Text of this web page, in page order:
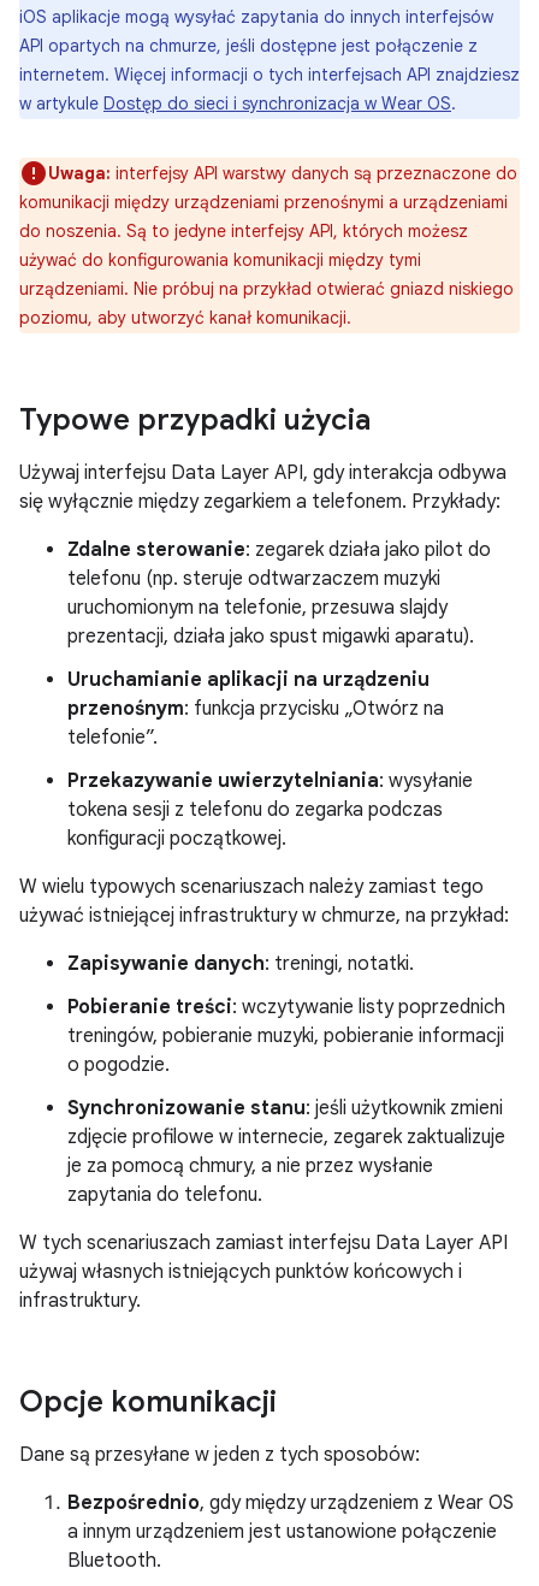
iOS aplikacje mogą wysyłać zapytania do innych interfejsów
API opartych na chmurze, jeśli dostępne jest połączenie z
internetem. Więcej informacji o tych interfejsach API znajdziesz
w artykule Dostęp do sieci i synchronizacja w Wear OS.
Uwaga: interfejsy API warstwy danych są przeznaczone do
komunikacji między urządzeniami przenośnymi a urządzeniami
do noszenia. Są to jedyne interfejsy API, których możesz
używać do konfigurowania komunikacji między tymi
urządzeniami. Nie próbuj na przykład otwierać gniazd niskiego
poziomu, aby utworzyć kanał komunikacji.
Typowe przypadki użycia
Używaj interfejsu Data Layer API, gdy interakcja odbywa
się wyłącznie między zegarkiem a telefonem. Przykłady:
Zdalne sterowanie: zegarek działa jako pilot do
telefonu (np. steruje odtwarzaczem muzyki
uruchomionym na telefonie, przesuwa slajdy
prezentacji, działa jako spust migawki aparatu).
Uruchamianie aplikacji na urządzeniu
przenośnym: funkcja przycisku „Otwórz na
telefonie”.
Przekazywanie uwierzytelniania: wysyłanie
tokena sesji z telefonu do zegarka podczas
konfiguracji początkowej.
W wielu typowych scenariuszach należy zamiast tego
używać istniejącej infrastruktury w chmurze, na przykład:
Zapisywanie danych: treningi, notatki.
Pobieranie treści: wczytywanie listy poprzednich
treningów, pobieranie muzyki, pobieranie informacji
o pogodzie.
Synchronizowanie stanu: jeśli użytkownik zmieni
zdjęcie profilowe w internecie, zegarek zaktualizuje
je za pomocą chmury, a nie przez wysłanie
zapytania do telefonu.
W tych scenariuszach zamiast interfejsu Data Layer API
używaj własnych istniejących punktów końcowych i
infrastruktury.
Opcje komunikacji
Dane są przesyłane w jeden z tych sposobów:
Bezpośrednio, gdy między urządzeniem z Wear OS
a innym urządzeniem jest ustanowione połączenie
Bluetooth.